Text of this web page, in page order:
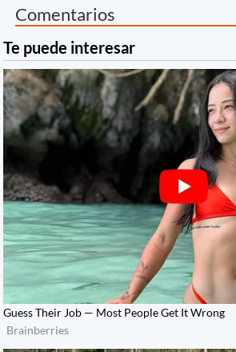
Comentarios